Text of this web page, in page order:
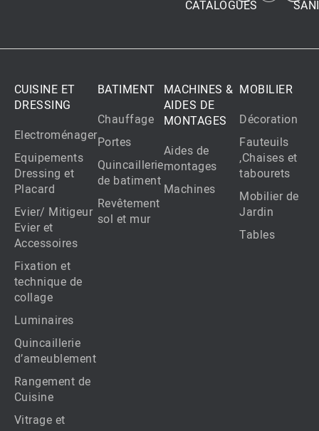
CATALOGUES
CUISINE ET
DRESSING
Electroménager
Equipements
Dressing et
Placard
Evier/ Mitigeur
Evier et
Accessoires
Fixation et
technique de
collage
Luminaires
Quincaillerie
d’ameublement
Rangement de
Cuisine
Vitrage et
BATIMENT
Chauffage
Portes
Quincaillerie
de batiment
Revêtement
sol et mur
MACHINES &
AIDES DE
MONTAGES
Aides de
montages
Machines
MOBILIER
Décoration
Fauteuils
,Chaises et
tabourets
Mobilier de
Jardin
Tables